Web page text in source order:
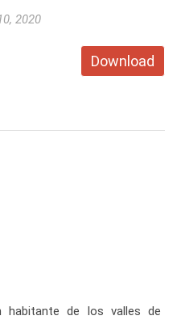
2020
Download
habitante de los valles de